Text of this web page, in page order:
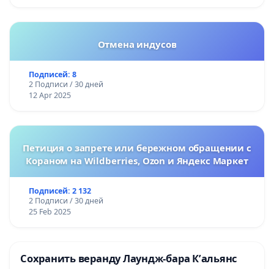
Отмена индусов
Подписей: 8
2 Подписи / 30 дней
12 Apr 2025
Петиция о запрете или бережном обращении с
Кораном на Wildberries, Ozon и Яндекс Маркет
Подписей: 2 132
2 Подписи / 30 дней
25 Feb 2025
Сохранить веранду Лаундж-бара К’альянс